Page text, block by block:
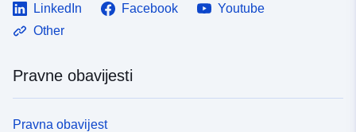
LinkedIn Facebook
Youtube
Other
Pravne obavijesti
Pravna obavijest